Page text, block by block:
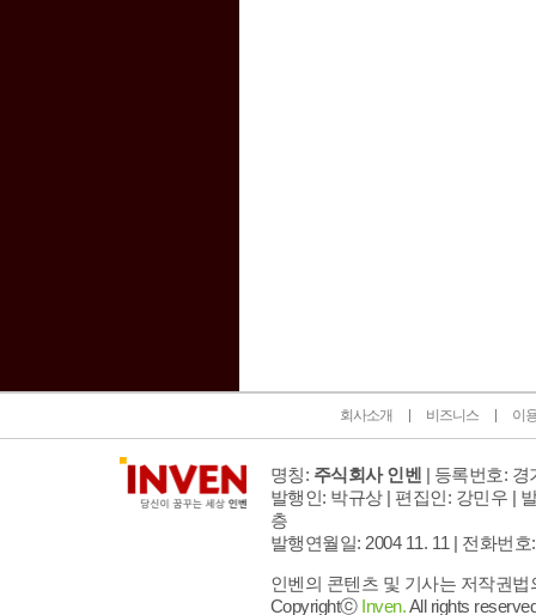
회사소개 비즈니스 이
명칭: 주식회사 인벤 | 등록번호: 경
발행인: 박규상 | 편집인: 강민우 |
층
발행연월일: 2004 11. 11 | 전화번호
인벤의 콘텐츠 및 기사는 저작권
Copyrightⓒ Inven.All rights